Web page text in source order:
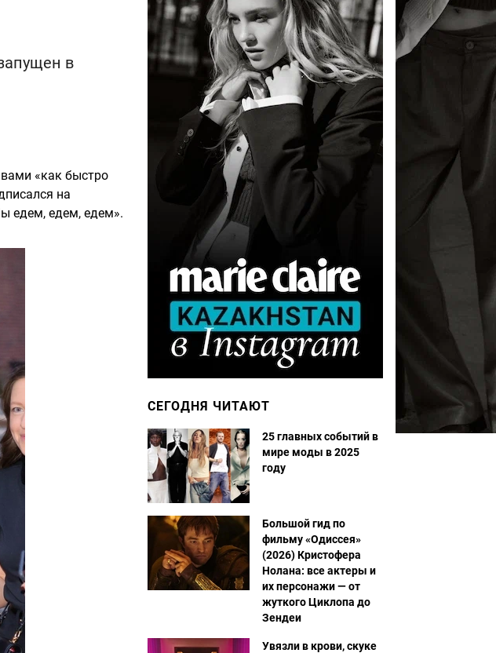
в
«как быстро
на
едем, едем, едем».
СЕГОДНЯ ЧИТАЮТ
25 главных событий в
мире моды в 2025
году
Большой гид по
фильму «Одиссея»
(2026) Кристофера
Нолана: все актеры и
их персонажи — от
жуткого Циклопа до
Зендеи
Увязли в крови, скуке